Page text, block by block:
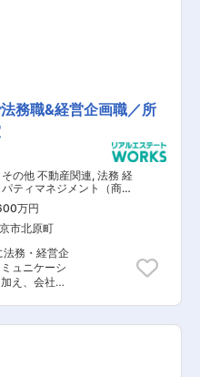
済
発・運営し
ビスを提供
しています。
務職&経営企画職／所
の他 不動産関連, 法務 経
ティマネジメント（商業
）
万円
市北原町
法務・経営企
ュニケーシ
え、会社全
査業務 ■法務
持株会の